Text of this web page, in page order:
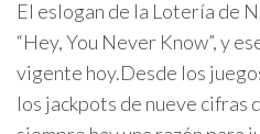
El eslogan de la Lotería de
“Hey, You Never Know”, y
vigente hoy.Desde los
los jackpots de nueve cifras